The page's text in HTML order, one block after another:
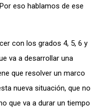
eso hablamos de ese
con los grados 4, 5, 6 y
va a desarrollar una
que resolver un marco
nueva situación, que no
que va a durar un tiempo